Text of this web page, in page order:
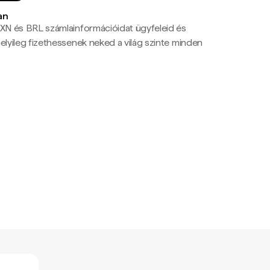
és BRL számlainformációidat ügyfeleid és
fizethessenek neked a világ szinte minden